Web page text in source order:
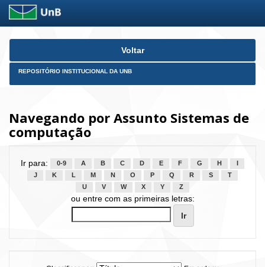
Skip
Voltar
REPOSITÓRIO INSTITUCIONAL DA UNB
Navegando por Assunto Sistemas de
computação
Ir para: 0-9 A B C D E F G H
J
K L M N O P Q R S
T
U
V W X Y Z
ou entre com as primeiras letras: